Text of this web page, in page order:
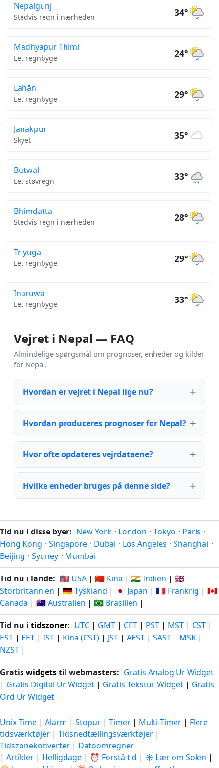
Nepalgunj
Stedvis regn i nærheden 34°
Madhyapur Thimi
Let regnbyge 24°
Lahān
Let regnbyge 29°
Janakpur
Skyet 35°
Butwāl
Let støvregn 33°
Bhimdatta
Stedvis regn i nærheden 28°
Triyuga
Let regnbyge 29°
Inaruwa
Let regnbyge 33°
Vejret i Nepal — FAQ
Almindelige spørgsmål om prognoser, enheder og kilder
for Nepal.
Hvordan er vejret i Nepal lige nu?
Hvordan produceres prognoser for Nepal?
Hvor ofte opdateres vejrdataene?
Hvilke enheder bruges på denne side?
Tid nu i disse byer: New York · London · Tokyo · Paris ·
Hong Kong · Singapore · Dubai · Los Angeles · Shanghai ·
Beijing · Sydney · Mumbai
Tid nu i lande: 🇺🇸 USA | 🇨🇳 Kina | 🇮🇳 Indien | 🇬🇧
Storbritannien | 🇩🇪 Tyskland | 🇯🇵 Japan | 🇫🇷 Frankrig | 🇨🇦
Canada | 🇦🇺 Australien | 🇧🇷 Brasilien |
Tid nu i tidszoner: UTC | GMT | CET | PST | MST | CST |
EST | EET | IST | Kina (CST) | JST | AEST | SAST | MSK |
NZST |
Gratiswidgetstil webmasters: Gratis Analog Ur Widget
| Gratis Digital Ur Widget | Gratis Tekstur Widget | Gratis
Ord Ur Widget
Unix Time | Alarm | Stopur | Timer | Multi-Timer | Flere
tidsværktøjer | Tidsnedtællingsværktøjer |
Tidszonekonverter | Datoomregner
| Artikler | Helligdage | ⏰ Forstå tid | ☀️ Lær om Solen |